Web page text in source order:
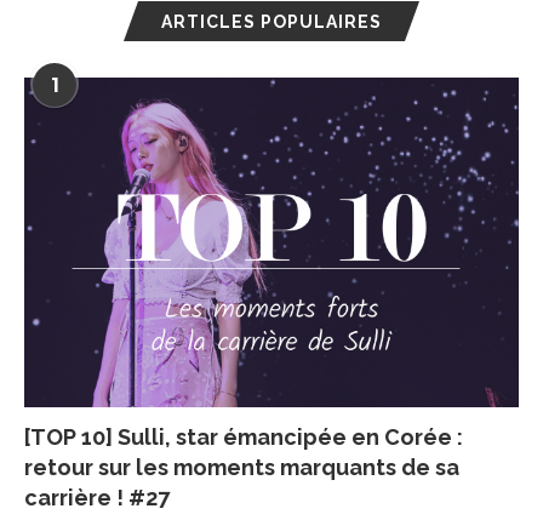
ARTICLES POPULAIRES
1
[TOP 10] Sulli, star émancipée en Corée :
retour sur les moments marquants de sa
carrière ! #27